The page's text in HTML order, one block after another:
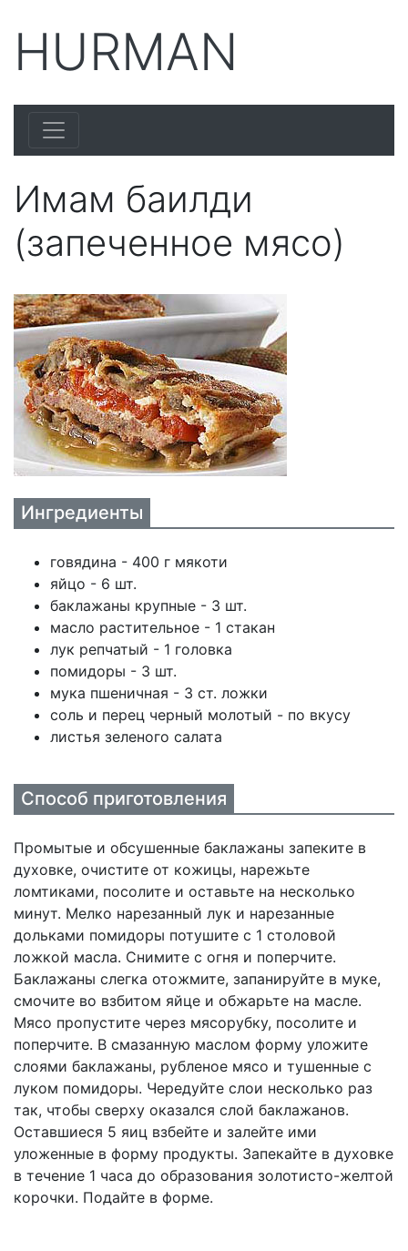
HURMAN
Имам баилди
(запеченное мясо)
Ингредиенты
говядина - 400 г мякоти
яйцо - 6 шт.
баклажаны крупные - 3 шт.
масло растительное - 1 стакан
лук репчатый - 1 головка
помидоры - 3 шт.
мука пшеничная - 3 ст. ложки
соль и перец черный молотый - по вкусу
листья зеленого салата
Способ приготовления
Промытые и обсушенные баклажаны запеките в
духовке, очистите от кожицы, нарежьте
ломтиками, посолите и оставьте на несколько
минут. Мелко нарезанный лук и нарезанные
дольками помидоры потушите с 1 столовой
ложкой масла. Снимите с огня и поперчите.
Баклажаны слегка отожмите, запанируйте в муке,
смочите во взбитом яйце и обжарьте на масле.
Мясо пропустите через мясорубку, посолите и
поперчите. В смазанную маслом форму уложите
слоями баклажаны, рубленое мясо и тушенные с
луком помидоры. Чередуйте слои несколько раз
так, чтобы сверху оказался слой баклажанов.
Оставшиеся 5 яиц взбейте и залейте ими
уложенные в форму продукты. Запекайте в духовке
в течение 1 часа до образования золотисто-желтой
корочки. Подайте в форме.